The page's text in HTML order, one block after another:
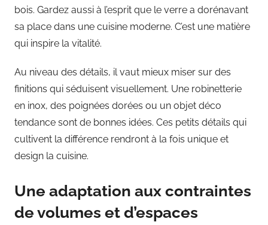
bois. Gardez aussi à l’esprit que le verre a dorénavant
sa place dans une cuisine moderne. C’est une matière
qui inspire la vitalité.
Au niveau des détails, il vaut mieux miser sur des
finitions qui séduisent visuellement. Une robinetterie
en inox, des poignées dorées ou un objet déco
tendance sont de bonnes idées. Ces petits détails qui
cultivent la différence rendront à la fois unique et
design la cuisine.
Une adaptation aux contraintes
de volumes et d’espaces